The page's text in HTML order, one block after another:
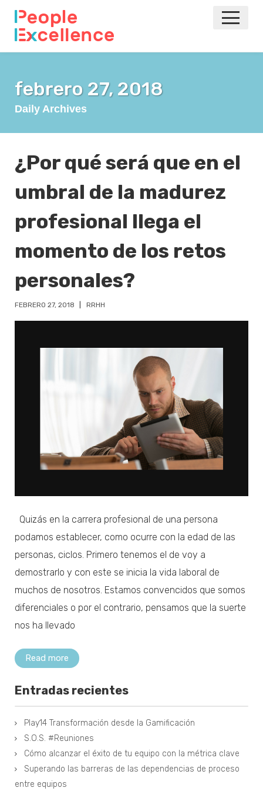
NOTICIAS
AGILE
VOLVER A LA PRINCIPAL
febrero 27, 2018
Daily Archives
¿Por qué será que en el
umbral de la madurez
profesional llega el
momento de los retos
personales?
FEBRERO 27, 2018 RRHH
Quizás en la carrera profesional de una persona
podamos establecer, como ocurre con la edad de las
personas, ciclos. Primero tenemos el de voy a
demostrarlo y con este se inicia la vida laboral de
muchos de nosotros. Estamos convencidos que somos
diferenciales o por el contrario, pensamos que la suerte
nos ha llevado
Read more
Entradas recientes
Play14 Transformación desde la Gamificación
S.O.S. #Reuniones
Cómo alcanzar el éxito de tu equipo con la métrica clave
Superando las barreras de las dependencias de proceso
entre equipos